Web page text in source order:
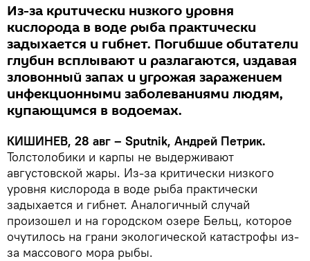
Из-за критически низкого уровня
кислорода в воде рыба практически
задыхается и гибнет. Погибшие обитатели
глубин всплывают и разлагаются, издавая
зловонный запах и угрожая заражением
инфекционными заболеваниями людям,
купающимся в водоемах.
КИШИНЕВ, 28 авг – Sputnik, Андрей Петрик.
Толстолобики и карпы не выдерживают
августовской жары. Из-за критически низкого
уровня кислорода в воде рыба практически
задыхается и гибнет. Аналогичный случай
произошел и на городском озере Бельц, которое
очутилось на грани экологической катастрофы из-
за массового мора рыбы.